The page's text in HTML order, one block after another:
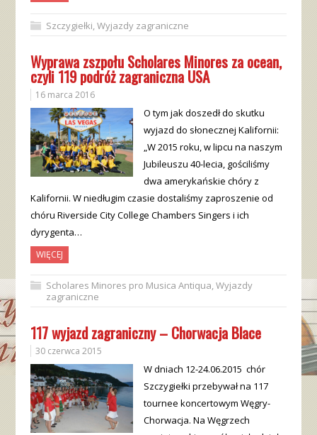
Szczygiełki,Wyjazdy zagraniczne
Wyprawa zszpołu Scholares Minores za ocean,
czyli 119 podróż zagraniczna USA
16 marca 2016
O tym jak doszedł do skutku
wyjazd do słonecznej Kalifornii:
„W 2015 roku, w lipcu na naszym
Jubileuszu 40-lecia, gościliśmy
dwa amerykańskie chóry z
Kalifornii. W niedługim czasie dostaliśmy zaproszenie od
chóru Riverside City College Chambers Singers i ich
dyrygenta…
WIĘCEJ
Scholares Minores pro Musica Antiqua,Wyjazdy
zagraniczne
117 wyjazd zagraniczny – Chorwacja Blace
30 czerwca 2015
W dniach 12-24.06.2015 chór
Szczygiełki przebywał na 117
tournee koncertowym Węgry-
Chorwacja. Na Węgrzech